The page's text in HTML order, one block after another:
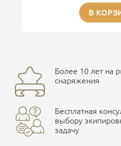
В
Более 10 лет на
снаряжения
Бесплатная
выбору
задачу